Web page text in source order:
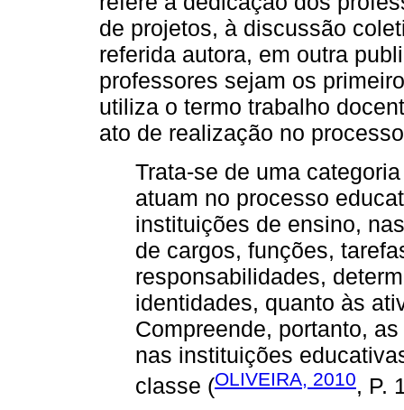
de projetos, à discussão
referida autora, em outra
professores sejam os
utiliza o termo trabalho
ato de realização no
Trata-se de uma
atuam no processo
instituições de ensino,
de cargos, funções,
responsabilidades,
identidades, quanto às
Compreende, portanto,
nas instituições
classe (OLIVEIRA, 2010, P.